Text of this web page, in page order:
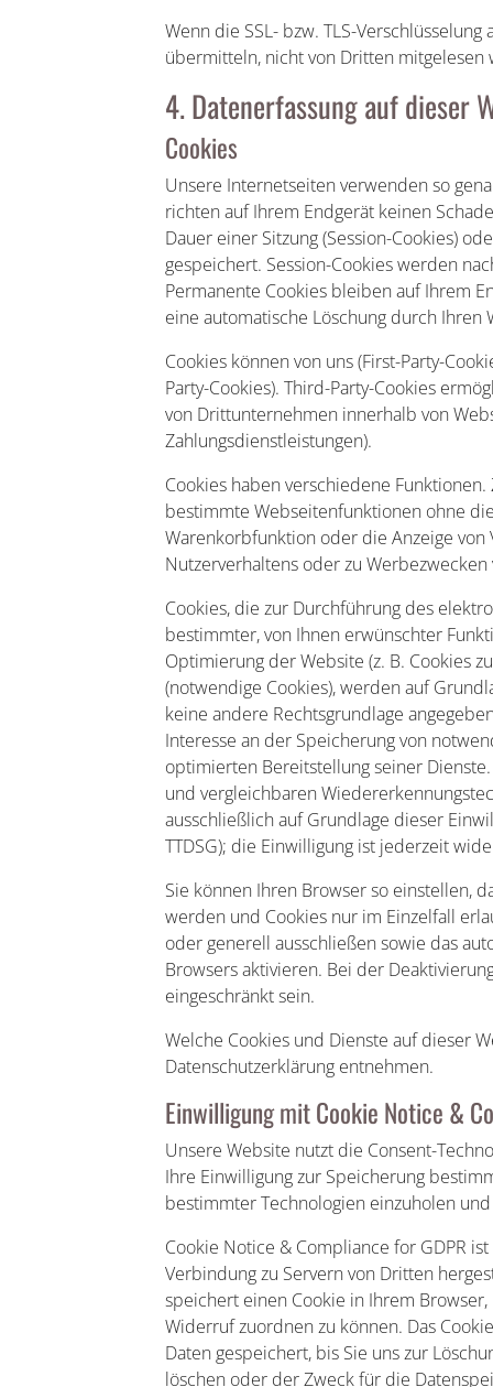
Wenn die SSL- bzw. TLS-
übermitteln, nicht von Dritten mitgelesen
4. Datenerfassung auf dieser
Cookies
Unsere Internetseiten verwenden so
richten auf Ihrem Endgerät keinen
Dauer einer Sitzung (Session-Cookies)
gespeichert. Session-Cookies werden
Permanente Cookies bleiben auf Ihrem
eine automatische Löschung durch Ihren
Cookies können von uns (First-Party-
Party-Cookies). Third-Party-Cookies
von Drittunternehmen innerhalb von
Zahlungsdienstleistungen).
Cookies haben verschiedene
bestimmte Webseitenfunktionen ohne
Warenkorbfunktion oder die Anzeige von
Nutzerverhaltens oder zu
Cookies, die zur Durchführung des
bestimmter, von Ihnen erwünschter
Optimierung der Website (z. B. Cookies
(notwendige Cookies), werden auf
keine andere Rechtsgrundlage
Interesse an der Speicherung von
optimierten Bereitstellung seiner
und vergleichbaren
ausschließlich auf Grundlage dieser
TTDSG); die Einwilligung ist jederzeit
Sie können Ihren Browser so einstellen,
werden und Cookies nur im Einzelfall
oder generell ausschließen sowie das
Browsers aktivieren. Bei der
eingeschränkt sein.
Welche Cookies und Dienste auf dieser
Datenschutzerklärung entnehmen.
Einwilligung mit Cookie Notice &
Unsere Website nutzt die Consent-
Ihre Einwilligung zur Speicherung
bestimmter Technologien einzuholen
Cookie Notice & Compliance for GDPR
Verbindung zu Servern von Dritten
speichert einen Cookie in Ihrem
Widerruf zuordnen zu können. Das
Daten gespeichert, bis Sie uns zur
löschen oder der Zweck für die